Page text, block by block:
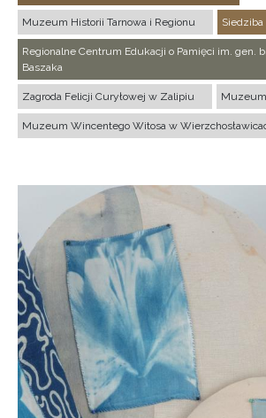
Muzeum Historii Tarnowa i Regionu Siedziba
Regionalne Centrum Edukacji o Pamięci im. gen.
Baszaka
Zagroda Felicji Curyłowej w Zalipiu
Muzeum Wincentego Witosa w